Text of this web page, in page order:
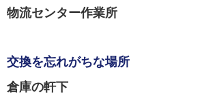
物流センター作業所
交換を忘れがちな場所
倉庫の軒下